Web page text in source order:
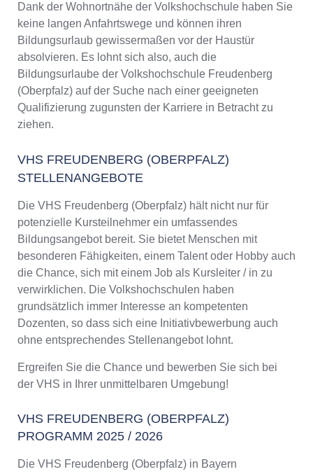
Dank der Wohnortnähe der Volkshochschule haben Sie
keine langen Anfahrtswege und können ihren
Bildungsurlaub gewissermaßen vor der Haustür
absolvieren. Es lohnt sich also, auch die
Bildungsurlaube der Volkshochschule Freudenberg
(Oberpfalz) auf der Suche nach einer geeigneten
Qualifizierung zugunsten der Karriere in Betracht zu
ziehen.
VHS FREUDENBERG (OBERPFALZ)
STELLENANGEBOTE
Die VHS Freudenberg (Oberpfalz) hält nicht nur für
potenzielle Kursteilnehmer ein umfassendes
Bildungsangebot bereit. Sie bietet Menschen mit
besonderen Fähigkeiten, einem Talent oder Hobby auch
die Chance, sich mit einem Job als Kursleiter / in zu
verwirklichen. Die Volkshochschulen haben
grundsätzlich immer Interesse an kompetenten
Dozenten, so dass sich eine Initiativbewerbung auch
ohne entsprechendes Stellenangebot lohnt.
Ergreifen Sie die Chance und bewerben Sie sich bei
der VHS in Ihrer unmittelbaren Umgebung!
VHS FREUDENBERG (OBERPFALZ)
PROGRAMM 2025 / 2026
Die VHS Freudenberg (Oberpfalz) in Bayern